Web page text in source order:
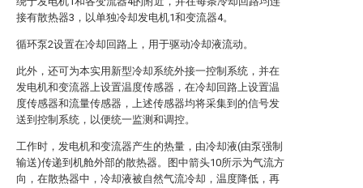
接有散热器3，以单独冷却发电机1和变流器4。
循环泵2设置在冷却回路上，用于驱动冷却液流动。
此外，还可为本实用新型冷却系统外接一控制系统，并在
发电机和变流器上设置温度传感器，在冷却回路上设置温
度传感器和流量传感器，上述传感器均将采集到的信号发
送到控制系统，以便统一监测和调控。
工作时，发电机和变流器产生的热量，由冷却液(由泵强制
输送)传递到机舱外部的散热器。图中箭头10所示为气流方
向，在散热器中，冷却液被自然气流冷却，温度降低，再